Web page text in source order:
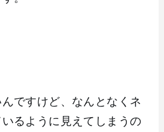
ですけど、なんとなくネ
いるように見えてしまうの